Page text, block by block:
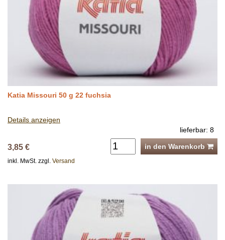
Katia Missouri 50 g 22 fuchsia
Details anzeigen
lieferbar: 8
3,85 € in den Warenkorb
inkl. MwSt. zzgl. Versand